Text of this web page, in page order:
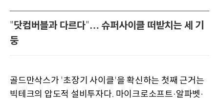
"닷컴버블과 다르다"… 슈퍼사이클 떠받치는 세 기
둥
골드만삭스가 '초장기 사이클'을 확신하는 첫째 근거는
빅테크의 압도적 설비투자다. 마이크로소프트·알파벳 ·